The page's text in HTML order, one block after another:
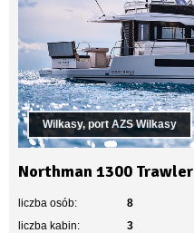
Wilkasy, port AZS Wilkasy
Northman 1300 Trawler
liczba osób:
8
liczba kabin:
3